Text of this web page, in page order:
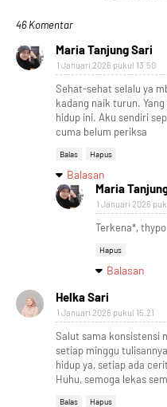
46 Komentar
Maria Tanjung Sari
1 Januari 2026 pukul 13.50
Sehat-sehat selalu ya
kadang naik turun.
hidup ini. Aku sendiri
cuma belum periksa
Balas Hapus
Balasan
Maria
1 Januari 2026
Terkena*, thypo
Hapus
Balasan
Helka Sari
1 Januari 2026 pukul 15.21
Salut sama konsistensi
setiap minggu
hidup ya, setiap ada
Huhu, semoga lekas
Balas Hapus